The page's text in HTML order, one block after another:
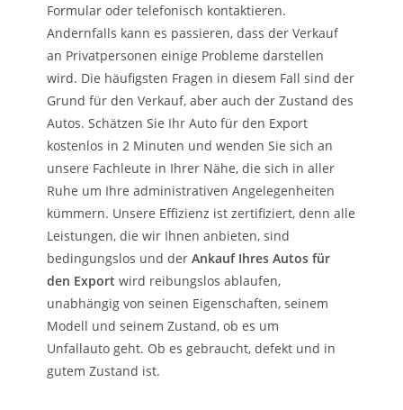
Formular oder telefonisch kontaktieren.
Andernfalls kann es passieren, dass der Verkauf
an Privatpersonen einige Probleme darstellen
wird. Die häufigsten Fragen in diesem Fall sind der
Grund für den Verkauf, aber auch der Zustand des
Autos. Schätzen Sie Ihr Auto für den Export
kostenlos in 2 Minuten und wenden Sie sich an
unsere Fachleute in Ihrer Nähe, die sich in aller
Ruhe um Ihre administrativen Angelegenheiten
kümmern. Unsere Effizienz ist zertifiziert, denn alle
Leistungen, die wir Ihnen anbieten, sind
bedingungslos und derAnkauf Ihres Autos für
den Export wird reibungslos ablaufen,
unabhängig von seinen Eigenschaften, seinem
Modell und seinem Zustand, ob es um
Unfallauto geht. Ob es gebraucht, defekt und in
gutem Zustand ist.